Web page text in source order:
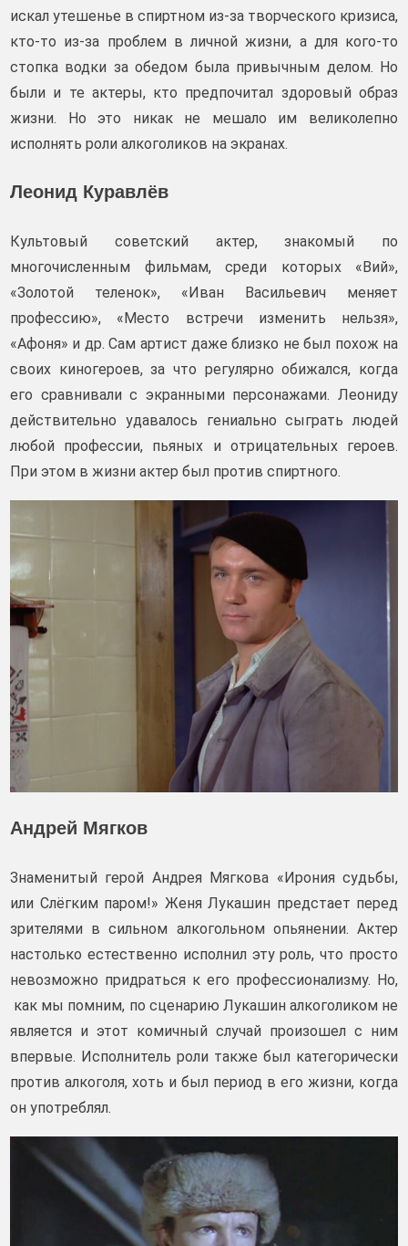
искал утешенье в спиртном из-за творческого кризиса,
кто-то из-за проблем в личной жизни, а для кого-то
стопка водки за обедом была привычным делом. Но
были и те актеры, кто предпочитал здоровый образ
жизни. Но это никак не мешало им великолепно
исполнять роли алкоголиков на экранах.
Леонид Куравлёв
Культовый советский актер, знакомый по
многочисленным фильмам, среди которых «Вий»,
«Золотой теленок», «Иван Васильевич меняет
профессию», «Место встречи изменить нельзя»,
«Афоня» и др. Сам артист даже близко не был похож на
своих киногероев, за что регулярно обижался, когда
его сравнивали с экранными персонажами. Леониду
действительно удавалось гениально сыграть людей
любой профессии, пьяных и отрицательных героев.
При этом в жизни актер был против спиртного.
Андрей Мягков
Знаменитый герой Андрея Мягкова «Ирония судьбы,
или Слёгким паром!» Женя Лукашин предстает перед
зрителями в сильном алкогольном опьянении. Актер
настолько естественно исполнил эту роль, что просто
невозможно придраться к его профессионализму. Но,
как мы помним, по сценарию Лукашин алкоголиком не
является и этот комичный случай произошел с ним
впервые. Исполнитель роли также был категорически
против алкоголя, хоть и был период в его жизни, когда
он употреблял.